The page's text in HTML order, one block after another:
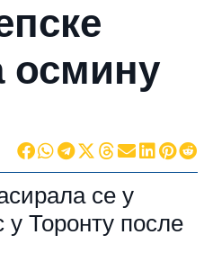
осмину
се у
Торонту после